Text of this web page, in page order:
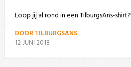
Loop jij al rond in een TilburgsAns-shirt?
DOOR TILBURGSANS
12 JUNI 2018